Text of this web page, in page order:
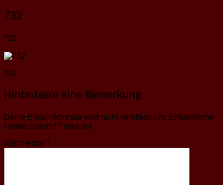
732
732
732
Hinterlasse eine Bemerkung
Deine E-Mail-Adresse wird nicht veröffentlicht. Erforderliche
Felder sind mit * markiert
Kommentar *